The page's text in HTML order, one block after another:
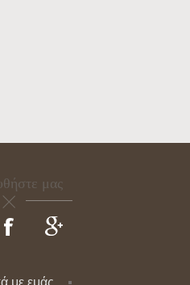
μας
με εμάς